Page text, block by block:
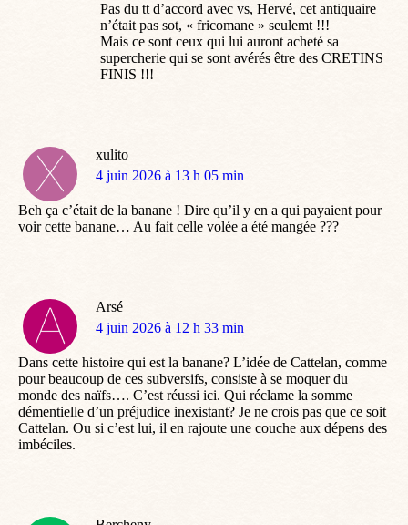
Pas du tt d’accord avec vs, Hervé, cet antiquaire
n’était pas sot, « fricomane » seulemt !!!
Mais ce sont ceux qui lui auront acheté sa
supercherie qui se sont avérés être des CRETINS
FINIS !!!
xulito
dit
4 juin 2026 à 13 h 05 min
Beh ça c’était de la banane ! Dire qu’il y en a qui payaient pour
voir cette banane… Au fait celle volée a été mangée ???
Arsé
dit
4 juin 2026 à 12 h 33 min
Dans cette histoire qui est la banane? L’idée de Cattelan, comme
pour beaucoup de ces subversifs, consiste à se moquer du
monde des naïfs…. C’est réussi ici. Qui réclame la somme
démentielle d’un préjudice inexistant? Je ne crois pas que ce soit
Cattelan. Ou si c’est lui, il en rajoute une couche aux dépens des
imbéciles.